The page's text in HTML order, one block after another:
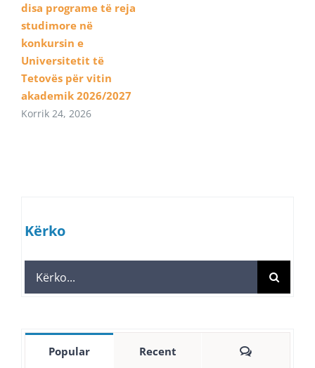
disa programe të reja
studimore në
konkursin e
Universitetit të
Tetovës për vitin
akademik 2026/2027
Korrik 24, 2026
Kërko
Search
for:
Popular Recent Comments